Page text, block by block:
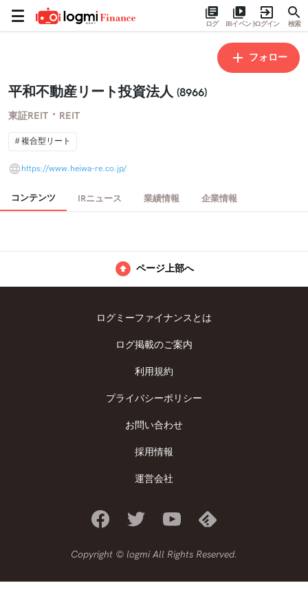
ログ IRイベントログイン 検索
フォロー
平和不動産リート投資法人 (8966)
東証REIT ・ REIT
複合型リート
https://www.heiwa-re.co.jp/
コンテンツ IRニュース 業績情報 企業情報
ページ上部へ
ログミーファイナンスとは
ログ掲載のご案内
利用規約
プライバシーポリシー
お問い合わせ
採用情報
運営会社
Copyright © logmi All Rights Reserved.